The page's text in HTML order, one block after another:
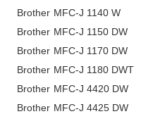
Brother MFC-J 1140 W
Brother MFC-J 1150 DW
Brother MFC-J 1170 DW
Brother MFC-J 1180 DWT
Brother MFC-J 4420 DW
Brother MFC-J 4425 DW